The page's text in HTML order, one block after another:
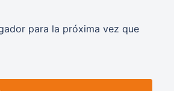
para la próxima vez que